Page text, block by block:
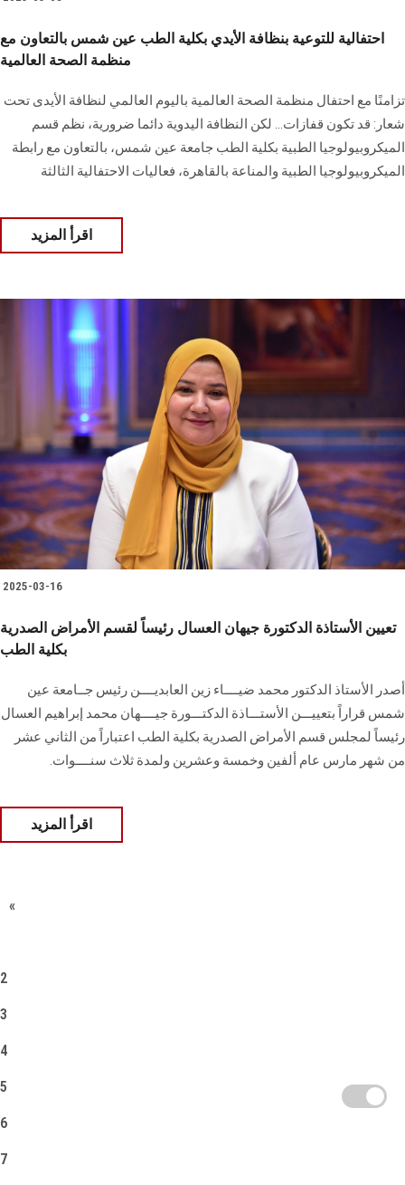
احتفالية للتوعية بنظافة الأيدي بكلية الطب عين شمس بالتعاون مع
منظمة الصحة العالمية
تزامنًا مع احتفال منظمة الصحة العالمية باليوم العالمي لنظافة الأيدى تحت
شعار: قد تكون قفازات... لكن النظافة اليدوية دائما ضرورية، نظم قسم
الميكروبيولوجيا الطبية بكلية الطب جامعة عين شمس، بالتعاون مع رابطة
الميكروبيولوجيا الطبية والمناعة بالقاهرة، فعاليات الاحتفالية الثالثة
اقرأ المزيد
2025-03-16
تعيين الأستاذة الدكتورة جيهان العسال رئيساً لقسم الأمراض الصدرية
بكلية الطب
أصدر الأستاذ الدكتور محمد ضيــــاء زين العابديــــن رئيس جــامعة عين
شمس قراراً بتعييـــن الأستـــاذة الدكتـــورة جيــــهان محمد إبراهيم العسال
رئيساً لمجلس قسم الأمراض الصدرية بكلية الطب اعتباراً من الثاني عشر
من شهر مارس عام ألفين وخمسة وعشرين ولمدة ثلاث سنــــوات.
اقرأ المزيد
«
2
3
4
5
6
7